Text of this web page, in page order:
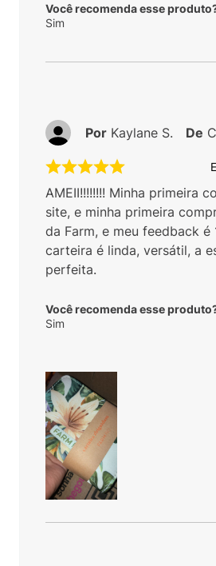
Você recomenda esse
Sim
AMEII!!!!!!!! Minha primeira
site, e minha primeira
da Farm, e meu feedback é
carteira é linda, versátil, a
perfeita.
Você recomenda esse
Sim
Por Kaylane S. De